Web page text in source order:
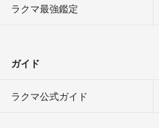
ラクマ最強鑑定
ガイド
ラクマ公式ガイド